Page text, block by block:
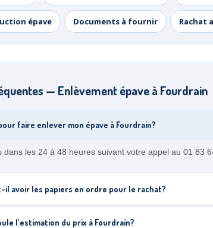
épave Documents à fournir Rachat
— Enlèvement épave à Fourdrain
faire enlever mon épave à Fourdrain?
dans les 24 à 48 heures suivant votre appel au 01 83
il avoir les papiers en ordre pour le rachat?
l’estimation du prix à Fourdrain?